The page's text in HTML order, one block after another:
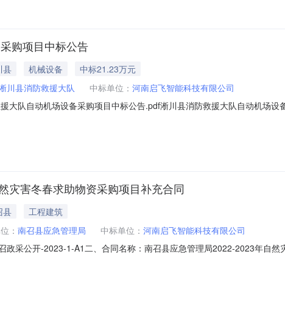
购项目中标公告
县 机械设备
中标21.23万元
川县消防救援大队 中标单位： 河南启飞智能科技有限公司
大队自动机场设备采购项目中标公告.pdf淅川县消防救援大队自动机场
大队自动机场设备采购项目3、采购方式：竞争性谈判4、公告发布日期
灾害冬春求助物资采购项目补充合同
县
工程建筑
： 南召县应急管理局 中标单位： 河南启飞智能科技有限公司
政采公开-2023-1-A1二、合同名称：南召县应急管理局2022-2023年自
企业规模：小型地址：河南省郑州市高新技术产业开发区电厂路80号河南